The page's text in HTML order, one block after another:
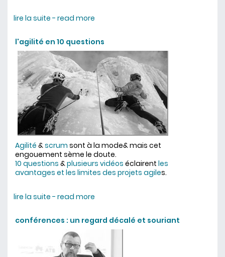
lire la suite - read more
l'agilité en 10 questions
Agilité &scrum sont à la mode& mais cet
engouement sème le doute.
10 questions &plusieurs vidéos éclairent les
avantages et les limites des projets agiles.
lire la suite - read more
conférences : un regard décalé et souriant